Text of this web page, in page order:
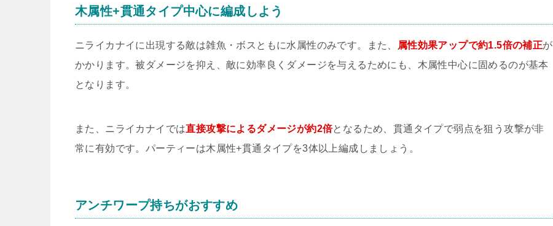
木属性+貫通タイプ中心に編成しよう
ニライカナイに出現する敵は雑魚・ボスともに水属性のみです。また、 属性効果アップで約1.5倍の補正が
かかります。被ダメージを抑え、敵に効率良くダメージを与えるためにも、木属性中心に固めるのが基本
となります。
また、ニライカナイでは直接攻撃によるダメージが約2倍となるため、貫通タイプで弱点を狙う攻撃が非
常に有効です。パーティーは木属性+貫通タイプを3体以上編成しましょう。
アンチワープ持ちがおすすめ